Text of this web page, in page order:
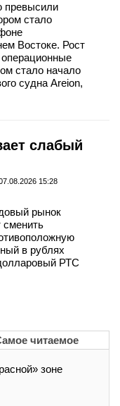
превысили
стало
Востоке. Рост
стало начало
судна Areion,
слабый
15:28
рынок
сменить
в рублях
РТС
читаемое
зоне